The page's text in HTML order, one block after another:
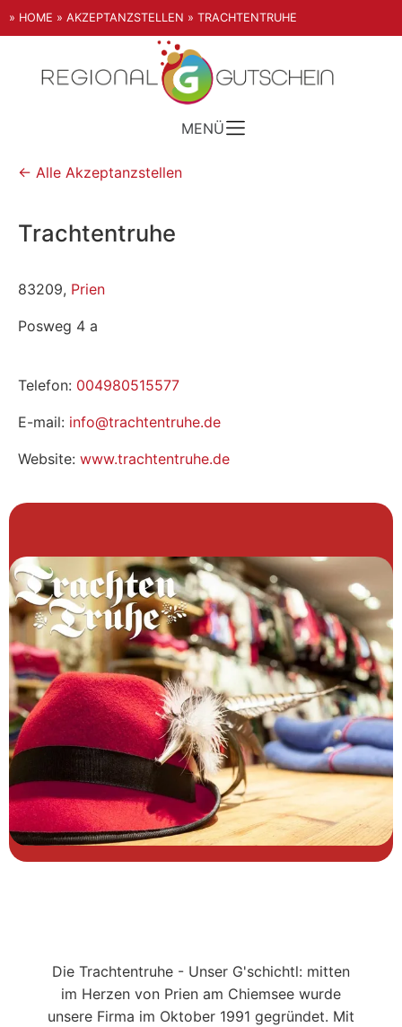
» HOME » AKZEPTANZSTELLEN » TRACHTENTRUHE
MENÜ
← Alle Akzeptanzstellen
Trachtentruhe
83209, Prien
Posweg 4 a
Telefon: 004980515577
E-mail: info@trachtentruhe.de
Website: www.trachtentruhe.de
Die Trachtentruhe - Unser G'schichtl: mitten
im Herzen von Prien am Chiemsee wurde
unsere Firma im Oktober 1991 gegründet. Mit